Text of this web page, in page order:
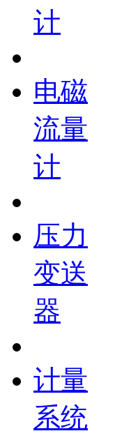
计
电磁
流量
计
压力
变送
器
计量
系统